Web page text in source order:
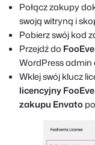
Połącz zakupy
swoją witryną i
Pobierz swój kod
Przejdź do
WordPress admin
Wklej swój klucz
licencyjny
zakupu Envato